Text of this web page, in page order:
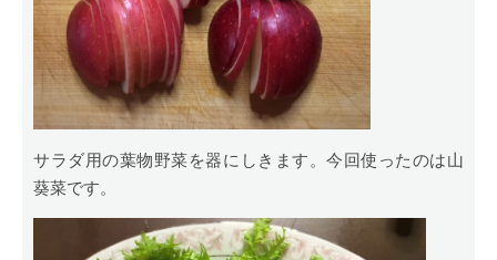
サラダ用の葉物野菜を器にしきます。今回使ったのは山
葵菜です。